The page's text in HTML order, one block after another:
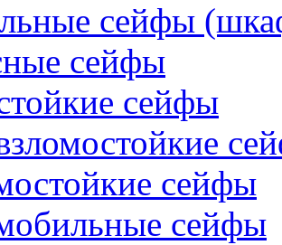
сейфы
сейфы
сейфы
сейфы
сейфы